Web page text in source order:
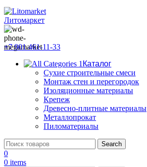
+7 901 461-11-33
Каталог
Сухие строительные смеси
Монтаж стен и перегородок
Изоляционные материалы
Крепеж
Древесно-плитные материалы
Металлопрокат
Пиломатериалы
Search
0
0 items